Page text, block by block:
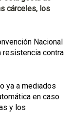
cárceles, los
Nacional
resistencia contra
ya a mediados
en caso
y los